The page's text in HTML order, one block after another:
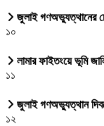
জুলাই গণঅভ্যুত্থানের
১০
লামার ফাইতংয়ে ভূমি
১১
জুলাই গণঅভ্যুত্থান দিবসে
১২